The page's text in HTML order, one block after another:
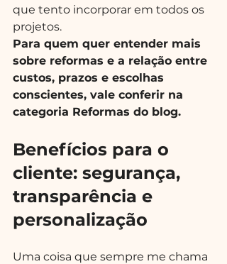
que tento incorporar em todos os
projetos.
Para quem quer entender mais
sobre reformas e a relação entre
custos, prazos e escolhas
conscientes, vale conferir na
categoria Reformas do blog.
Benefícios para o
cliente: segurança,
transparência e
personalização
Uma coisa que sempre me chama